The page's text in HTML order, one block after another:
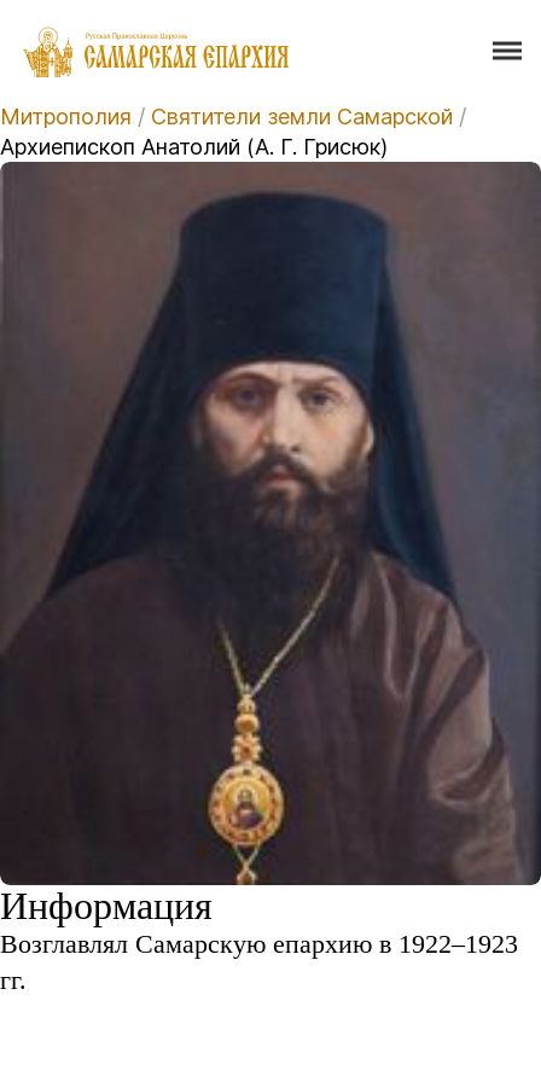
Митрополия / Святители земли Самарской /
Архиепископ Анатолий (А. Г. Грисюк)
Информация
Возглавлял Самарскую епархию в 1922–1923
гг.